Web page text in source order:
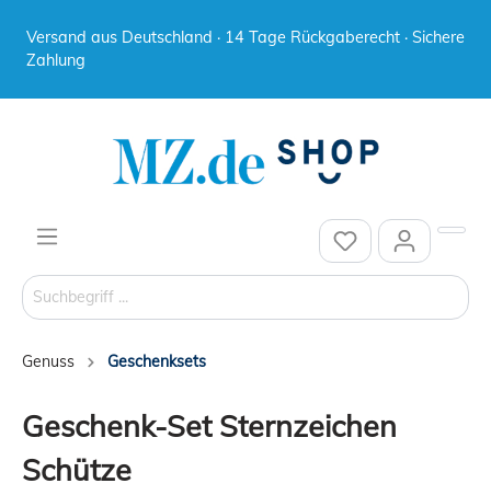
Versand aus Deutschland · 14 Tage Rückgaberecht · Sichere
Zahlung
Genuss Geschenksets
Geschenk-Set Sternzeichen
Schütze